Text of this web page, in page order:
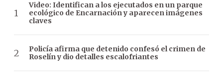
Video: Identifican a los ejecutados en un parque
ecológico de Encarnación y aparecen imágenes
claves
Policía afirma que detenido confesó el crimen de
Roselín y dio detalles escalofriantes